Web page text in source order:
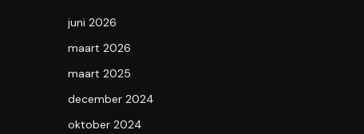
juni 2026
maart 2026
maart 2025
december 2024
oktober 2024